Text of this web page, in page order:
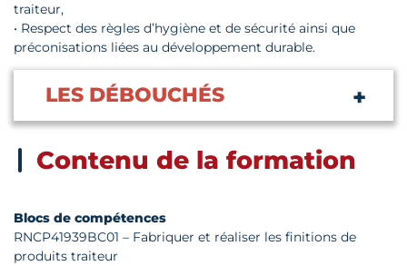
traiteur,
• Respect des règles d’hygiène et de sécurité ainsi que
préconisations liées au développement durable.
LES DÉBOUCHÉS
Contenu de la formation
Blocs de compétences
RNCP41939BC01 – Fabriquer et réaliser les finitions de
produits traiteur